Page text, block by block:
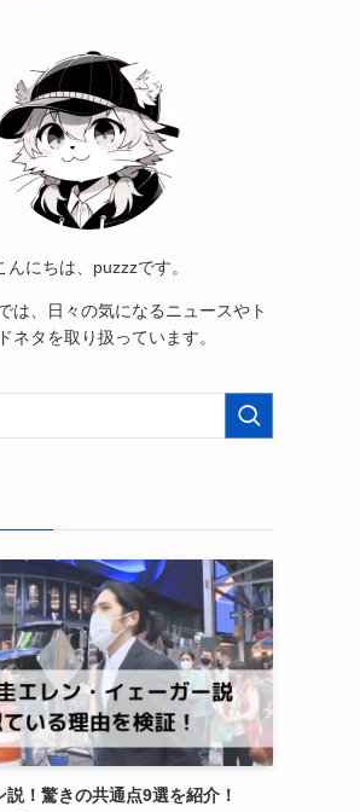
んにちは、puzzzです。
は、日々の気になるニュースやト
ネタを取り扱っています。
説！驚きの共通点9選を紹介！